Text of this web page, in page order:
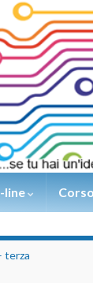
line
terza